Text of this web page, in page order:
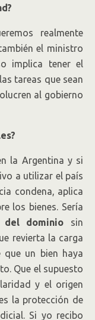
realmente
el ministro
implica tener el
tareas que sean
al gobierno
la Argentina y si
a utilizar el país
condena, aplica
los bienes. Sería
del dominio sin
revierta la carga
un bien haya
Que el supuesto
y el origen
la protección de
Si yo recibo